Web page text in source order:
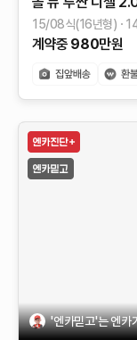
15/08식(16년형)
계약중 980만원
'엔카믿고'는 엔카